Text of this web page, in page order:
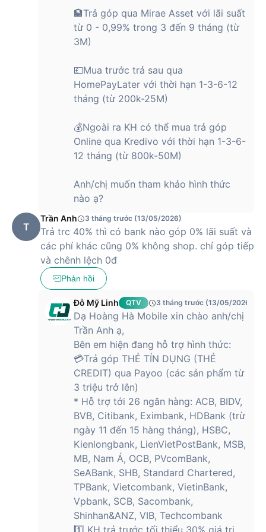
🏦Trả góp qua Mirae Asset với lãi suất
từ 0 - 0,99% trong 3 đến 9 tháng (từ
3M)
💷Mua trước trả sau qua
HomePayLater với thời hạn 1-3-6-12
tháng (từ 200k-25M)
💰Ngoài ra KH có thể mua trả góp
Online qua Kredivo với thời hạn 1-3-6-
12 tháng (từ 800k-50M)
Anh/chị muốn tham khảo hình thức
nào ạ?
T
Trần Anh 3 tháng trước (13/05/2026)
Trả trc 40% thì có bank nào góp 0% lãi suất và
các phí khác cũng 0% không shop. chỉ góp tiếp
và chênh lệch 0đ
Phản hồi
Đỗ Mỹ Linh QTV 3 tháng trước (13/05/2026)
Dạ Hoàng Hà Mobile xin chào anh/chị
Trần Anh ạ,
Bên em hiện đang hỗ trợ hình thức:
💳Trả góp THẺ TÍN DỤNG (THẺ
CREDIT) qua Payoo (các sản phẩm từ
3 triệu trở lên)
* Hỗ trợ tới 26 ngân hàng: ACB, BIDV,
BVB, Citibank, Eximbank, HDBank (trừ
ngày 11 đến 15 hàng tháng), HSBC,
Kienlongbank, LienVietPostBank, MSB,
MB, Nam Á, OCB, PVcomBank,
SeABank, SHB, Standard Chartered,
TPBank, Vietcombank, VietinBank,
Vpbank, SCB, Sacombank,
Shinhan&ANZ, VIB, Techcombank